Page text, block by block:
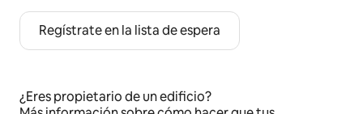
Regístrate en la lista de espera
¿Eres propietario de un edificio?